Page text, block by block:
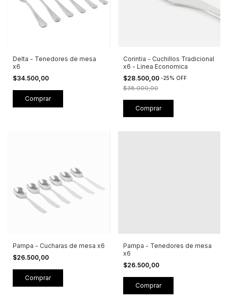
Delta - Tenedores de mesa
x6
$34.500,00
Corintia - Cuchillos Tradicional
x6 - Linea Economica
$28.500,00 -25% OFF
$38.000,00
Pampa - Cucharas de mesa x6
$26.500,00
Pampa - Tenedores de mesa
x6
$26.500,00